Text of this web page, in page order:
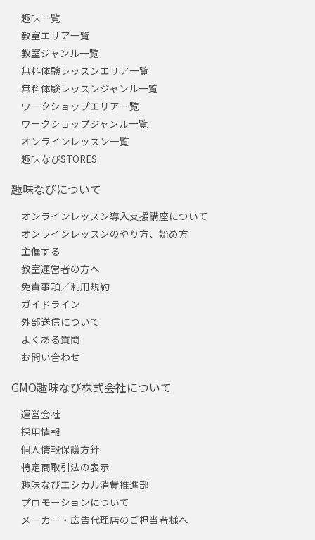
趣味一覧
教室エリア一覧
教室ジャンル一覧
無料体験レッスンエリア一覧
無料体験レッスンジャンル一覧
ワークショップエリア一覧
ワークショップジャンル一覧
オンラインレッスン一覧
趣味なびSTORES
趣味なびについて
オンラインレッスン導入支援講座について
オンラインレッスンのやり方、始め方
主催する
教室運営者の方へ
免責事項／利用規約
ガイドライン
外部送信について
よくある質問
お問い合わせ
GMO趣味なび株式会社について
運営会社
採用情報
個人情報保護方針
特定商取引法の表示
趣味なびエシカル消費推進部
プロモーションについて
メーカー・広告代理店のご担当者様へ